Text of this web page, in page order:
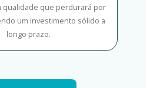
qualidade que perdurará por
um investimento sólido a
longo prazo.